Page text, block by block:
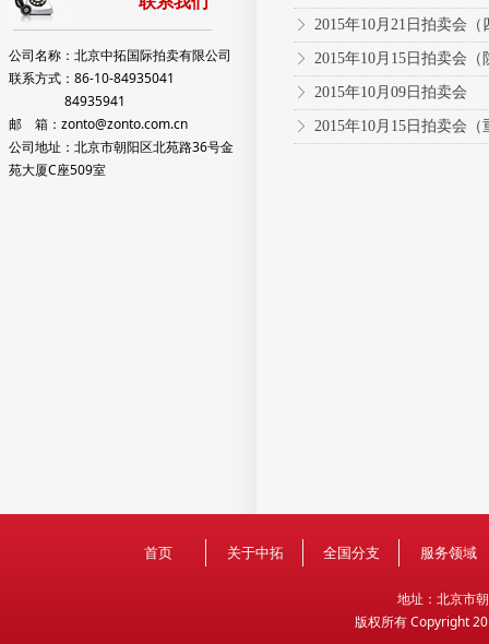
ꁕ 2015年10月21日拍卖会（
ꁕ 2015年10月15日拍卖会（
ꁕ 2015年10月09日拍卖会
ꁕ 2015年10月15日拍卖会（
公司名称：北京中拓国际拍卖有限公司
联系方式：86-10-84935041
84935941
邮 箱：zonto@zonto.com.cn
公司地址：北京市朝阳区北苑路36号金
苑大厦C座509室
首页 关于中拓 全国分支 服务领域
地址：北京市
版权所有 Copyright